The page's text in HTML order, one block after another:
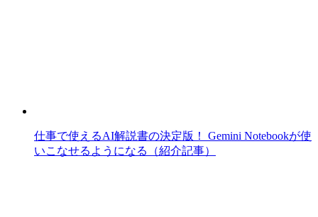
仕事で使えるAI解説書の決定版！ Gemini Notebookが使
いこなせるようになる（紹介記事）